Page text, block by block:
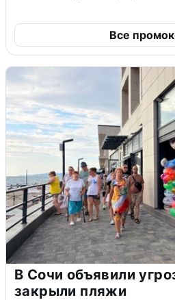
Все
В Сочи объявили
закрыли пляжи